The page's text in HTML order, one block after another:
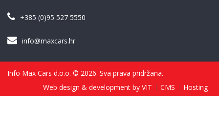
+385 (0)95 527 5550
info@maxcars.hr
Info Max Cars d.o.o. © 2026. Sva prava pridržana.
Web design & development by VIT
CMS Hosting